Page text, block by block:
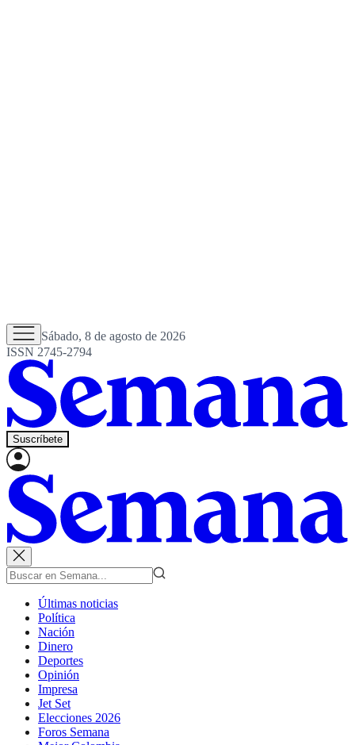
Sábado, 8 de agosto de 2026
ISSN 2745-2794
Suscríbete
Últimas noticias
Política
Nación
Dinero
Deportes
Opinión
Impresa
Jet Set
Elecciones 2026
Foros Semana